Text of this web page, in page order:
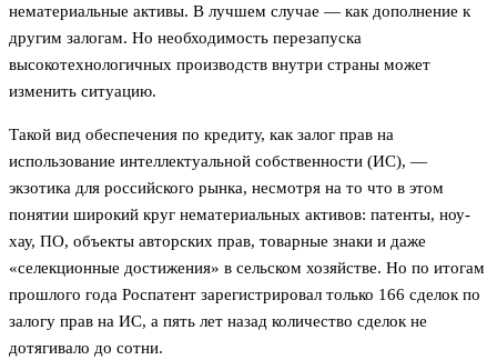
нематериальные активы. В лучшем случае — как дополнение к
другим залогам. Но необходимость перезапуска
высокотехнологичных производств внутри страны может
изменить ситуацию.
Такой вид обеспечения по кредиту, как залог прав на
использование интеллектуальной собственности (ИС), —
экзотика для российского рынка, несмотря на то что в этом
понятии широкий круг нематериальных активов: патенты, ноу-
хау, ПО, объекты авторских прав, товарные знаки и даже
«селекционные достижения» в сельском хозяйстве. Но по итогам
прошлого года Роспатент зарегистрировал только 166 сделок по
залогу прав на ИС, а пять лет назад количество сделок не
дотягивало до сотни.